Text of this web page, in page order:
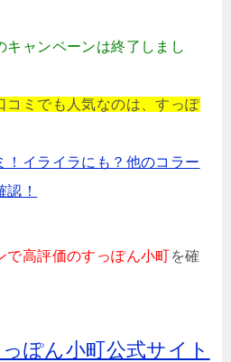
キャンペーンは終了しまし
コミでも人気なのは、すっぽ
！イライラにも？他のコラー
！
で高評価のすっぽん小町を確
ぽん小町公式サイト